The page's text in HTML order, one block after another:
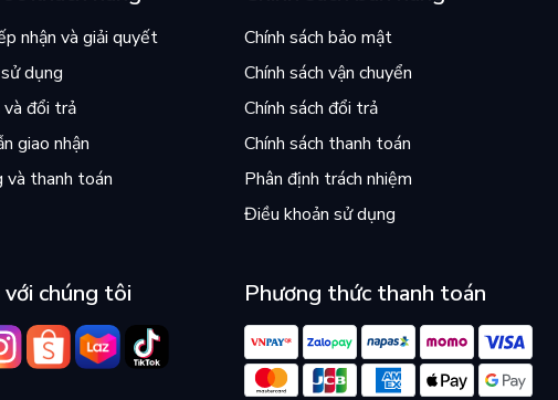
nhận và giải quyết
dụng
và đổi trả
giao nhận
và thanh toán
Chính sách bảo mật
Chính sách vận chuyển
Chính sách đổi trả
Chính sách thanh toán
Phân định trách nhiệm
Điều khoản sử dụng
chúng tôi Phương thức thanh toán